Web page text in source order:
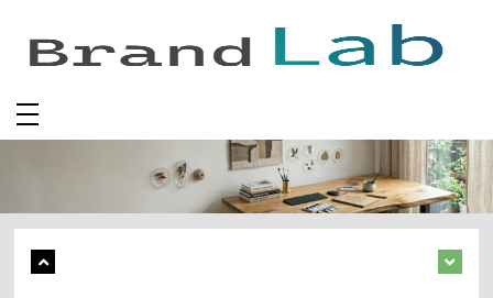
content
เดินหน้าส่งต่อพลังแห่งการ
ให้ ผ่าน Bangkok Post
International Mini
Marathon 2026 Run For